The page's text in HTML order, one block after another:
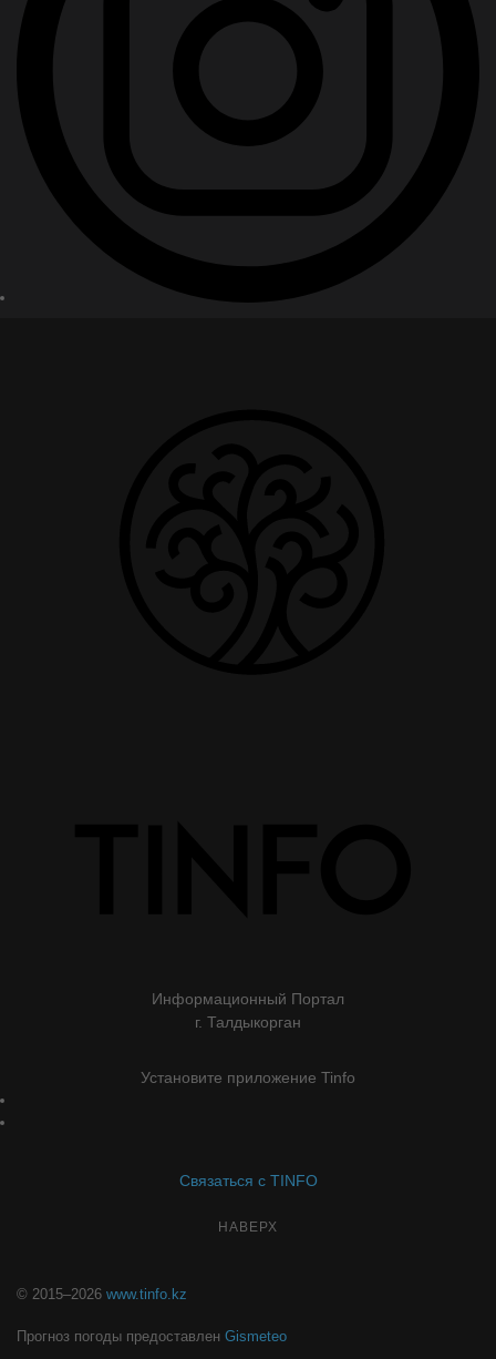
Информационный Портал
г. Талдыкорган
Установите приложение Tinfo
Связаться с TINFO
НАВЕРХ
© 2015–2026 www.tinfo.kz
Прогноз погоды предоставлен Gismeteo